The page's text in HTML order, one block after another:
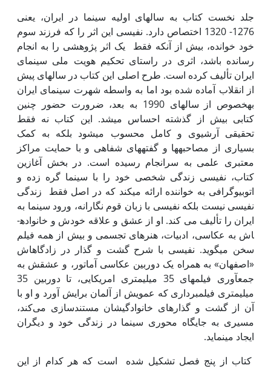
جلد نخست کتاب به سال­های اولیه سینما در ایران، یعنی
1276- 1320 اختصاص دارد. نفیسی این اثر را که فرزند سوم
خود خوانده، بیش از آن­که فقط یک اثر پژوهشی را به انجام
رسانده باشد، اثری در راستای تحکیم هویت ملی سینمای
ایران تألیف کرده است. طرح اصلی این کتاب در سال­های پیش
از انقلاب آماده شده بود اما به واسطه شهرت سینمای ایران
به­خصوص از سال­های 1990 به بعد، ضرورت حضور چنین
کتابی بیش از گذشته احساس می­شد. این کتاب نه فقط
تحقیقی آرشیوی و کامل محسوب می­شود بلکه به کمک
بسیاری از مصاحبه­ها و گفته­های شفاهی و با حمایت مراکز
معتبری علمی به سرانجام رسیده است. در بخش آغازین
کتاب، نفیسی زندگی شخصی خود را با سینما گره زده و
اتوبیوگرافی به خواننده ارائه می­کند که در اصل فقط زندگی
نفیسی نیست بلکه نفیسی با زبان قوم نگارانه، ورود سینما به
ایران را تألیف می کند. او از عشق و علاقه خودش و خانواده­
اش به عکاسی، ادبیات، هنرهای تجسمی و بیش از همه فیلم
سخن می­گوید. نفیسی با شرح گشت و گذار در زادگاه­اش
«اصفهان» به همراه یک دوربین عکاسی آماتور، و عشقش به
جمع­آوری فیلم­های 35 میلیمتری امریکایی، تا دوربین 35
میلیمتری فیلم­برداری که عمویش از آلمان برایش آورد و او با
آن از گشت و گذارهای خانوادگی­شان مستندسازی می‌کند،
مسیری به جایگاه محوری سینما در زندگی خود و دیگران
ایجاد می­نماید.
کتاب از پنج فصل تشکیل شده است که هر کدام از این